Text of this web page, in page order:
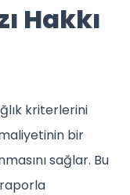
Hakkı
kriterlerini
bir
sağlar. Bu